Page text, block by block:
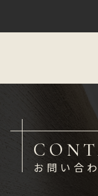
お問い合